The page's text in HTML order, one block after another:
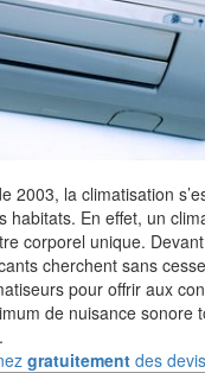
2003, la climatisation
habitats. En effet, un
corporel unique.
cherchent sans
pour offrir aux
de nuisance sonore
gratuitement des